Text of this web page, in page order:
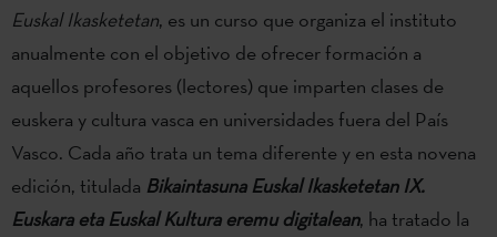
Euskal Ikasketetan, es un curso que organiza el instituto
anualmente con el objetivo de ofrecer formación a
aquellos profesores (lectores) que imparten clases de
euskera y cultura vasca en universidades fuera del País
Vasco. Cada año trata un tema diferente y en esta novena
edición, titulada Bikaintasuna Euskal Ikasketetan IX.
Euskara eta Euskal Kultura eremu digitalean, ha tratado la